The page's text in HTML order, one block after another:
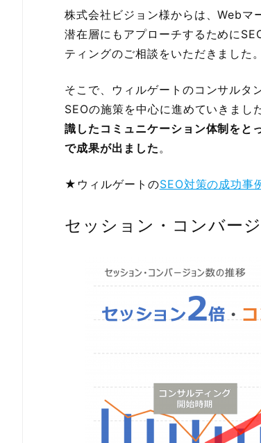
株式会社ビジョン様からは、Webマ
潜在層にもアプローチするために
ティングのご相談をいただきました。
そこで、ウィルゲートのコンサルタ
SEOの施策を中心に進めていきまし
識したコミュニケーション体制をと
で成果が出ました 。
★ウィルゲートのSEO対策の成功事
セッション・コンバー